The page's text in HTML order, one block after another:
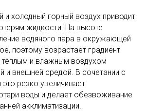
и холодный горный воздух приводит
жидкости. На высоте
водяного пара в окружающей
поэтому возрастает градиент
тёплым и влажным воздухом
и внешней средой. В сочетании с
это резко увеличивает
воды и делает обезвоживание
акклиматизации.